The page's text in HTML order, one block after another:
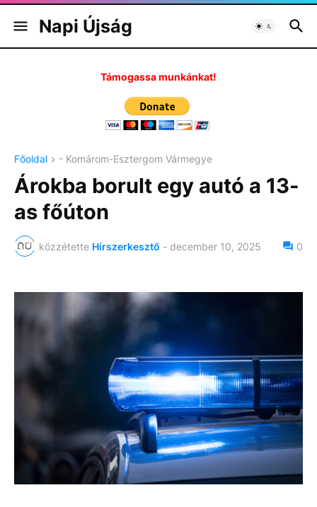
Napi Újság
Támogassa munkánkat!
Főoldal - Komárom-Esztergom Vármegye
Árokba borult egy autó a 13-
as főúton
közzétette Hírszerkesztő - december 10, 2025 0